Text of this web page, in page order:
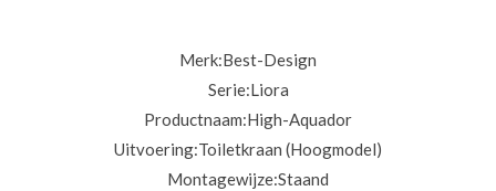
Merk:Best-Design
Serie:Liora
Productnaam:High-Aquador
Uitvoering:Toiletkraan (Hoogmodel)
Montagewijze:Staand